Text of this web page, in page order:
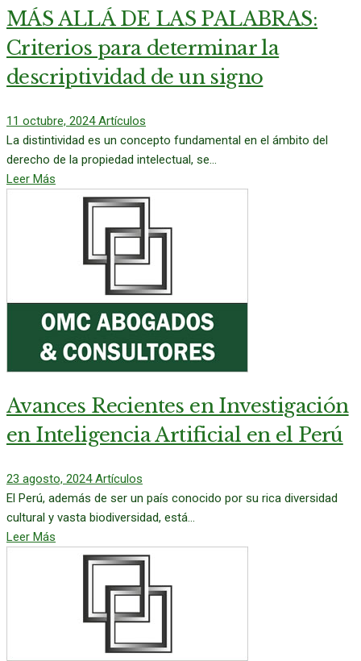
MÁS ALLÁ DE LAS PALABRAS:
Criterios para determinar la
descriptividad de un signo
11 octubre, 2024Artículos
La distintividad es un concepto fundamental en el ámbito del
derecho de la propiedad intelectual, se...
Leer Más
Avances Recientes en Investigación
en Inteligencia Artificial en el Perú
23 agosto, 2024Artículos
El Perú, además de ser un país conocido por su rica diversidad
cultural y vasta biodiversidad, está...
Leer Más